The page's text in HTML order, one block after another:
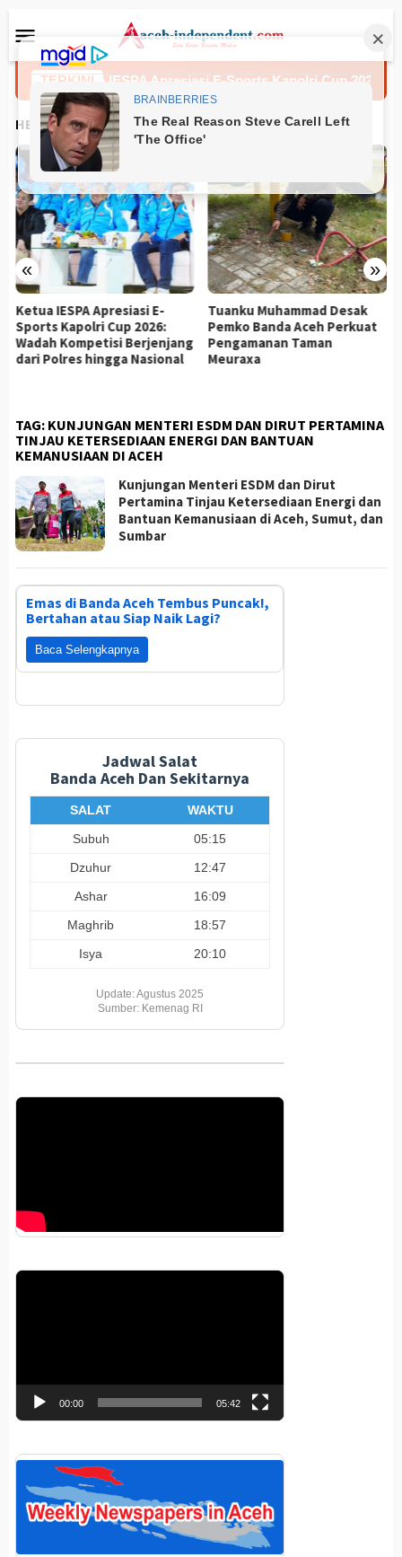
ke
kontenMobile
TERKINI
Ketua IESPA Apresiasi E-Sports Kapolri Cup 2026:
HEADLINES
« »
Ketua IESPA Apresiasi E-
Sports Kapolri Cup 2026:
Wadah Kompetisi Berjenjang
dari Polres hingga Nasional
Tuanku Muhammad Desak
Pemko Banda Aceh Perkuat
Pengamanan Taman
Meuraxa
TAG: KUNJUNGAN MENTERI ESDM DAN DIRUT PERTAMINA
TINJAU KETERSEDIAAN ENERGI DAN BANTUAN
KEMANUSIAAN DI ACEH
Kunjungan Menteri ESDM dan Dirut
Pertamina Tinjau Ketersediaan Energi dan
Bantuan Kemanusiaan di Aceh, Sumut, dan
Sumbar
Emas di Banda Aceh Tembus Puncak!,
Bertahan atau Siap Naik Lagi?
Baca Selengkapnya
Jadwal Salat
Banda Aceh Dan Sekitarnya
SALAT
WAKTU
Subuh
05:15
Dzuhur
12:47
Ashar
16:09
Maghrib
18:57
Isya
20:10
Update: Agustus 2025
Sumber: Kemenag RI
Pemutar
00:00 05:42